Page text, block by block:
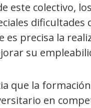
este colectivo,
dificultades
precisa la
su
que la
en